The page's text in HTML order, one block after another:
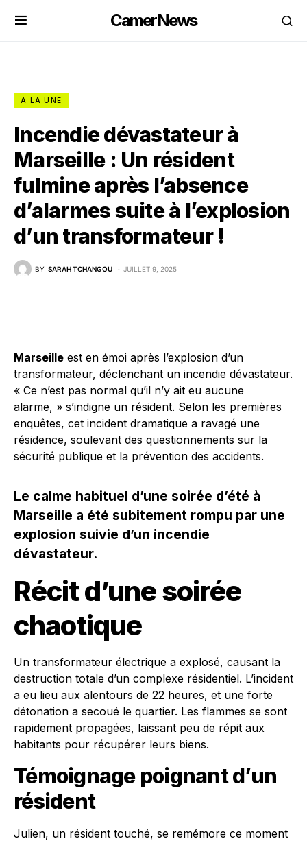
CamerNews
A LA UNE
Incendie dévastateur à
Marseille : Un résident
fulmine après l’absence
d’alarmes suite à l’explosion
d’un transformateur !
BY SARAH TCHANGOU JUILLET 9, 2025
Marseille est en émoi après l’explosion d’un
transformateur, déclenchant un incendie dévastateur.
« Ce n’est pas normal qu’il n’y ait eu aucune
alarme, » s’indigne un résident. Selon les premières
enquêtes, cet incident dramatique a ravagé une
résidence, soulevant des questionnements sur la
sécurité publique et la prévention des accidents.
Le calme habituel d’une soirée d’été à
Marseille a été subitement rompu par une
explosion suivie d’un incendie
dévastateur.
Récit d’une soirée
chaotique
Un transformateur électrique a explosé, causant la
destruction totale d’un complexe résidentiel. L’incident
a eu lieu aux alentours de 22 heures, et une forte
détonation a secoué le quartier. Les flammes se sont
rapidement propagées, laissant peu de répit aux
habitants pour récupérer leurs biens.
Témoignage poignant d’un
résident
Julien, un résident touché, se remémore ce moment